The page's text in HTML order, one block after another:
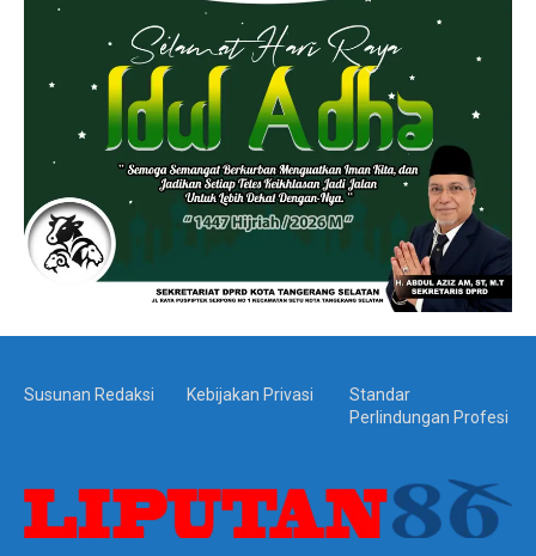
Susunan Redaksi Kebijakan Privasi
Standar
Perlindungan Profesi